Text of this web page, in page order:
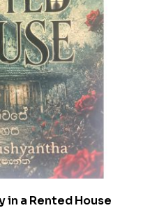
a Rented House